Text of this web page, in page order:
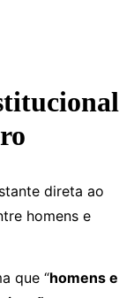
direta ao
homens e
que “homens e